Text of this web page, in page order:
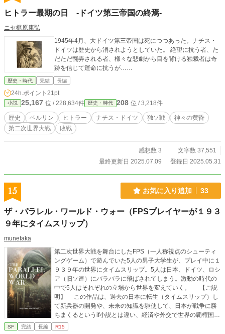
ヒトラー最期の日 -ドイツ第三帝国の終焉-
ニセ梶原康弘
1945年4月、大ドイツ第三帝国は死につつあった。ナチス・
ドイツは歴史から消されようとしていた。 絶望に抗う者、た
だただ翻弄される者、様々な悲劇から目を背ける独裁者は奇
跡を信じて運命に抗うが……
歴史・時代 完結 長編
24h.ポイント 21pt
小説 25,167 位 / 228,634件 歴史・時代 208 位 / 3,218件
歴史 ベルリン ヒトラー ナチス・ドイツ 独ソ戦
神々の黄昏
第二次世界大戦
敗戦
感想数 3
文字数 37,551
最終更新日 2025.07.09
登録日 2025.05.31
15 お気に入り追加 33
ザ・パラレル・ワールド・ウォー（FPSプレイヤーが１９３
９年にタイムスリップ）
munetaka
第二次世界大戦を舞台にしたFPS（一人称視点のシューティ
ングゲーム）で遊んでいた5人の男子大学生が、プレイ中に１
９３９年の世界にタイムスリップ。5人は日本、ドイツ、ロシ
ア（旧ソ連）にバラバラに飛ばされてしまう。激動の時代の
中で5人はそれぞれの立場から世界を変えていく。 【ご説
明】 この作品は、過去の日本に転生（タイムスリップ）し
て新兵器の開発や、未来の知識を駆使して、日本が戦争に勝
ちまくるというif小説とは違い、経済や外交で世界の覇権国家
を目指す、これまでとは少し違った視点を楽しめる小説とな
SF 完結 長編 R15